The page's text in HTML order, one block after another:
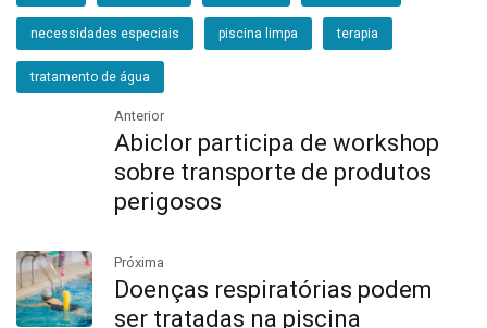
necessidades especiais piscina limpa terapia
tratamento de água
Anterior
Abiclor participa de workshop
sobre transporte de produtos
perigosos
Próxima
Doenças respiratórias podem
ser tratadas na piscina